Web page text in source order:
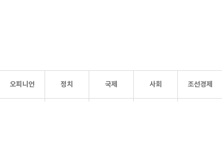
오피니언 정치 국제 사회 조선경제